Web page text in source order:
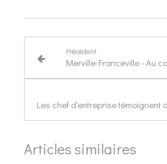
Précédent
Articles similaires